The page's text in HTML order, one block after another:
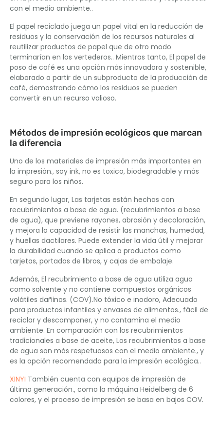
con el medio ambiente..
El papel reciclado juega un papel vital en la reducción de
residuos y la conservación de los recursos naturales al
reutilizar productos de papel que de otro modo
terminarían en los vertederos.. Mientras tanto, El papel de
poso de café es una opción más innovadora y sostenible,
elaborado a partir de un subproducto de la producción de
café, demostrando cómo los residuos se pueden
convertir en un recurso valioso.
Métodos de impresión ecológicos que marcan
la diferencia
Uno de los materiales de impresión más importantes en
la impresión., soy ink, no es toxico, biodegradable y más
seguro para los niños.
En segundo lugar, Las tarjetas están hechas con
recubrimientos a base de agua. (recubrimientos a base
de agua), que previene rayones, abrasión y decoloración,
y mejora la capacidad de resistir las manchas, humedad,
y huellas dactilares. Puede extender la vida útil y mejorar
la durabilidad cuando se aplica a productos como
tarjetas, portadas de libros, y cajas de embalaje.
Además, El recubrimiento a base de agua utiliza agua
como solvente y no contiene compuestos orgánicos
volátiles dañinos. (COV).No tóxico e inodoro, Adecuado
para productos infantiles y envases de alimentos., fácil de
reciclar y descomponer, y no contamina el medio
ambiente. En comparación con los recubrimientos
tradicionales a base de aceite, Los recubrimientos a base
de agua son más respetuosos con el medio ambiente., y
es la opción recomendada para la impresión ecológica..
XINYI También cuenta con equipos de impresión de
última generación., como la máquina Heidelberg de 6
colores, y el proceso de impresión se basa en bajos COV.